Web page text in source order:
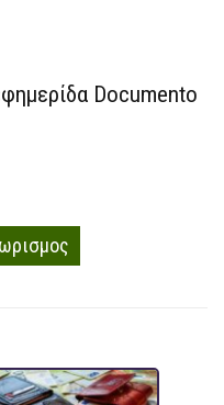
Documento